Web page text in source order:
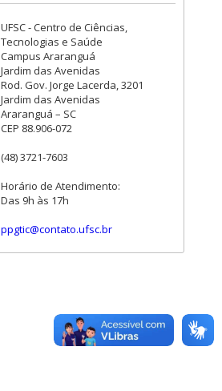
UFSC - Centro de Ciências,
Tecnologias e Saúde
Campus Araranguá
Jardim das Avenidas
Rod. Gov. Jorge Lacerda, 3201
Jardim das Avenidas
Araranguá – SC
CEP 88.906-072
(48) 3721-7603
Horário de Atendimento:
Das 9h às 17h
ppgtic@contato.ufsc.br